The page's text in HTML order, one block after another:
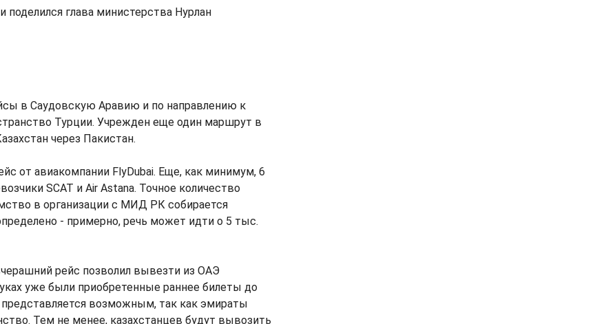
глава министерства Нурлан
в Саудовскую Аравию и по направлению к
Турции. Учрежден еще один маршрут в
через Пакистан.
от авиакомпании FlyDubai. Еще, как минимум, 6
SCAT и Air Astana. Точное количество
в организации с МИД РК собирается
- примерно, речь может идти о 5 тыс.
рейс позволил вывезти из ОАЭ
уже были приобретенные раннее билеты до
возможным, так как эмираты
Тем не менее, казахстанцев будут вывозить